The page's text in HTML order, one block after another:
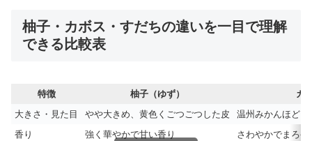
柚子・カボス・すだちの違いを一目で理解
できる比較表
特徴 柚子（ゆず）
カ
大きさ・見た目
やや大きめ、黄色くごつごつした皮
温州みかんほど
香り
強く華やかで甘い香り
さわやかでまろや